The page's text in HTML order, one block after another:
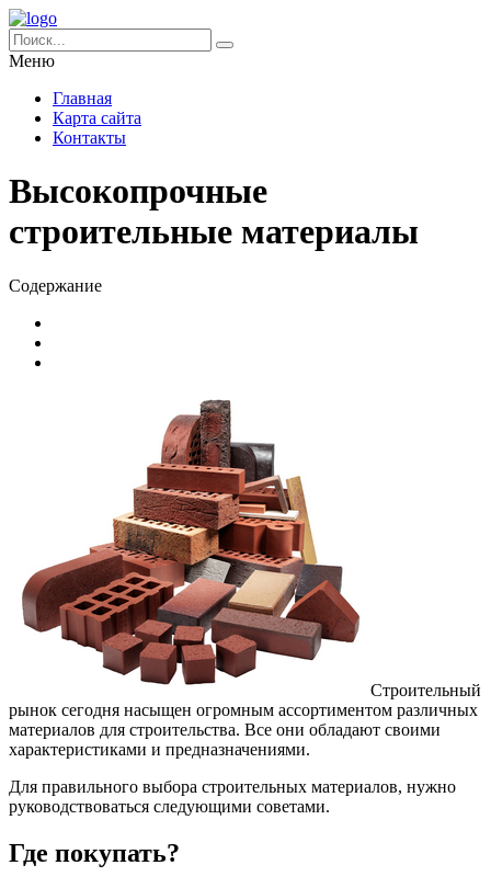
Меню
Главная
Карта сайта
Контакты
Высокопрочные
строительные материалы
Содержание
Строительный
рынок сегодня насыщен огромным ассортиментом различных
материалов для строительства. Все они обладают своими
характеристиками и предназначениями.
Для правильного выбора строительных материалов, нужно
руководствоваться следующими советами.
Где покупать?